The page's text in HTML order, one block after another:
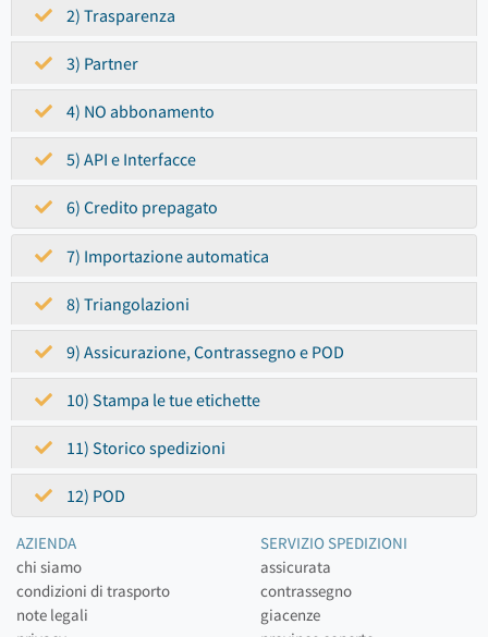
2) Trasparenza
3) Partner
4) NO abbonamento
5) API e Interfacce
6) Credito prepagato
7) Importazione automatica
8) Triangolazioni
9) Assicurazione, Contrassegno e POD
10) Stampa le tue etichette
11) Storico spedizioni
12) POD
AZIENDA
chi siamo
condizioni di trasporto
note legali
SERVIZIO SPEDIZIONI
assicurata
contrassegno
giacenze